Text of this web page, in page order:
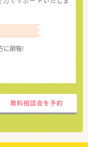
に朗報!
無料相談会を予約